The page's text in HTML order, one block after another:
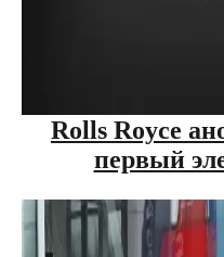
Rolls Royce
первый